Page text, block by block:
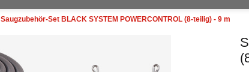
Saugzubehör-Set BLACK SYSTEM POWERCONTROL (8-teilig) - 9 m